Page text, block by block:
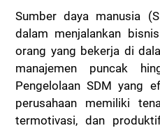
Sumber daya manusia
dalam menjalankan
orang yang bekerja di
manajemen puncak
Pengelolaan SDM yang
perusahaan memiliki
termotivasi, dan